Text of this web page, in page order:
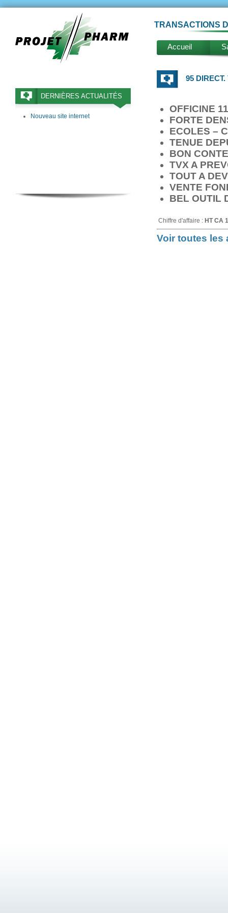
TRANSACTIONS
Accueil
DERNIÈRES ACTUALITÉS
Nouveau site internet
95
OFFICINE
FORTE
ECOLES –
TENUE
BON
TVX A
TOUT A
VENTE
BEL OUTIL
Chiffre d'affaire : HT CA
Voir toutes les